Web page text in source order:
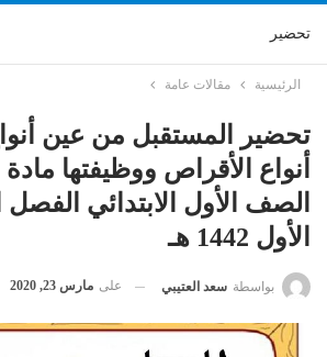
تحضير
الرئيسية مقالات عامة
تحضير المستقبل من عين
أنواع الأقراص ووظيفتها
الصف الأول الابتدائي
الأول 1442 هـ
بواسطة سعد العتيبي على مارس 23, 2020